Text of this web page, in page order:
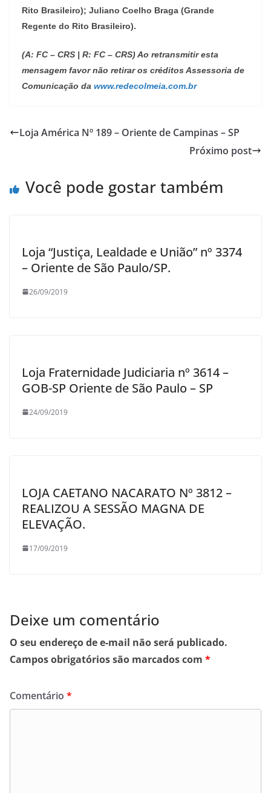
Rito Brasileiro); Juliano Coelho Braga (Grande
Regente do Rito Brasileiro).
(A: FC – CRS | R: FC – CRS) Ao retransmitir esta
mensagem favor não retirar os créditos Assessoria de
Comunicação da www.redecolmeia.com.br
Loja América Nº 189 – Oriente de Campinas – SP
Próximo post
Você pode gostar também
Loja “Justiça, Lealdade e União” nº 3374
– Oriente de São Paulo/SP.
26/09/2019
Loja Fraternidade Judiciaria nº 3614 –
GOB-SP Oriente de São Paulo – SP
24/09/2019
LOJA CAETANO NACARATO Nº 3812 –
REALIZOU A SESSÃO MAGNA DE
ELEVAÇÃO.
17/09/2019
Deixe um comentário
O seu endereço de e-mail não será publicado.
Campos obrigatórios são marcados com *
Comentário *